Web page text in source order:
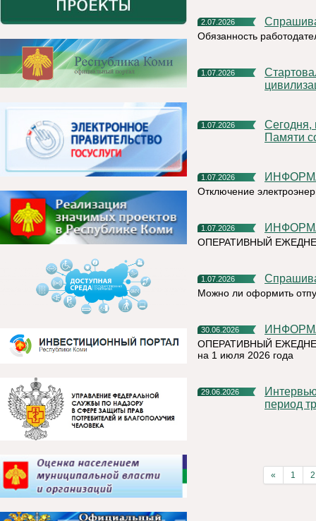
2.07.2026
Обязанность
1.07.2026
Стартовал X Международный фотоконкурс «Русская
1.07.2026
Сегодня, в День ветеранов боевых действий, в Сквере
Памяти
1.07.2026
Отключение
1.07.2026
ОПЕРАТИВНЫЙ
1.07.2026
Можно ли оформить
30.06.2026
ОПЕРАТИВНЫЙ
на 1 июля 2026 года
29.06.2026
Интервью руководителя на тему «Назначение пособия на
период
« 1 2